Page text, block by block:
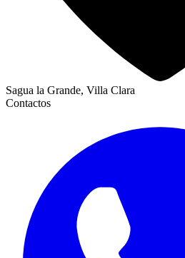
Sagua la Grande, Villa Clara
Contactos